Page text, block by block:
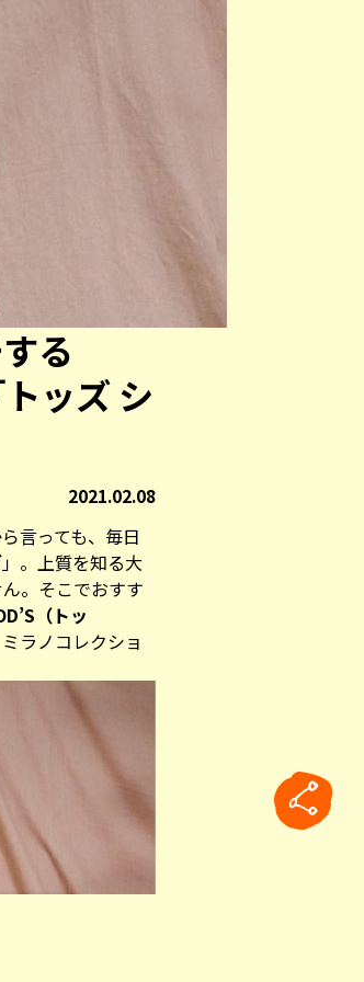
る
ッズ シ
2021.02.08
言っても、毎日
」。上質を知る大
。そこでおすす
（トッ
ラノコレクショ